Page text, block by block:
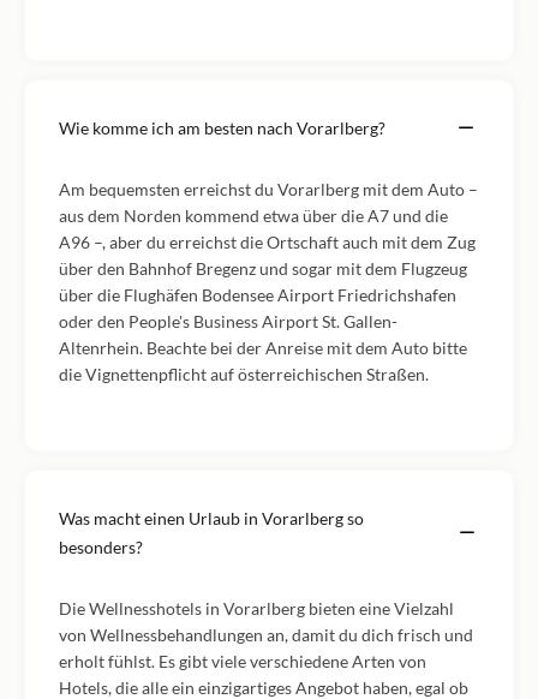
Wie komme ich am besten nach Vorarlberg?
Am bequemsten erreichst du Vorarlberg mit dem Auto –
aus dem Norden kommend etwa über die A7 und die
A96 –, aber du erreichst die Ortschaft auch mit dem Zug
über den Bahnhof Bregenz und sogar mit dem Flugzeug
über die Flughäfen Bodensee Airport Friedrichshafen
oder den People's Business Airport St. Gallen-
Altenrhein. Beachte bei der Anreise mit dem Auto bitte
die Vignettenpflicht auf österreichischen Straßen.
Was macht einen Urlaub in Vorarlberg so
besonders?
Die Wellnesshotels in Vorarlberg bieten eine Vielzahl
von Wellnessbehandlungen an, damit du dich frisch und
erholt fühlst. Es gibt viele verschiedene Arten von
Hotels, die alle ein einzigartiges Angebot haben, egal ob